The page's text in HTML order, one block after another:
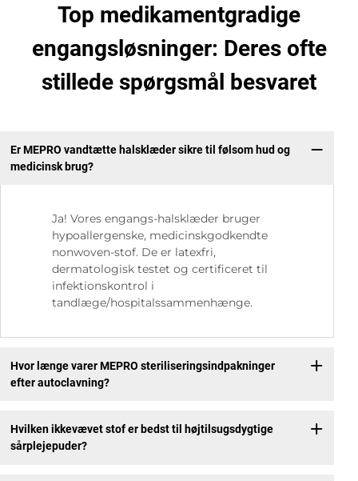
Top medikamentgradige
engangsløsninger: Deres ofte
stillede spørgsmål besvaret
Er MEPRO vandtætte halsklæder sikre til følsom hud og
medicinsk brug?
Ja! Vores engangs-halsklæder bruger
hypoallergenske, medicinskgodkendte
nonwoven-stof. De er latexfri,
dermatologisk testet og certificeret til
infektionskontrol i
tandlæge/hospitalssammenhænge.
Hvor længe varer MEPRO steriliseringsindpakninger
efter autoclavning?
Hvilken ikkevævet stof er bedst til højtilsugsdygtige
sårplejepuder?